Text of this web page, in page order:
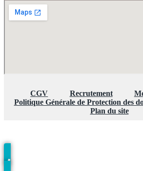
CGV Recrutement
Politique Générale de Protection des
Plan du site